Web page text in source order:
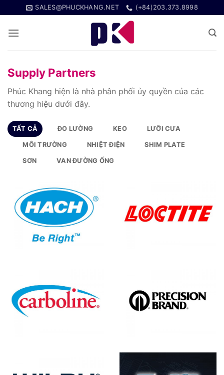
qua
nội
SALES@PHUCKHANG.NET (+84)203.373.8998
Supply Partners
Phúc Khang hiện là nhà phân phối ủy quyền của các
thương hiệu dưới đây.
TẤT CẢ ĐO LƯỜNG KEO LƯỠI CƯA
MÔI TRƯỜNG NHIỆT ĐIỆN SHIM PLATE
SƠN VAN ĐƯỜNG ỐNG